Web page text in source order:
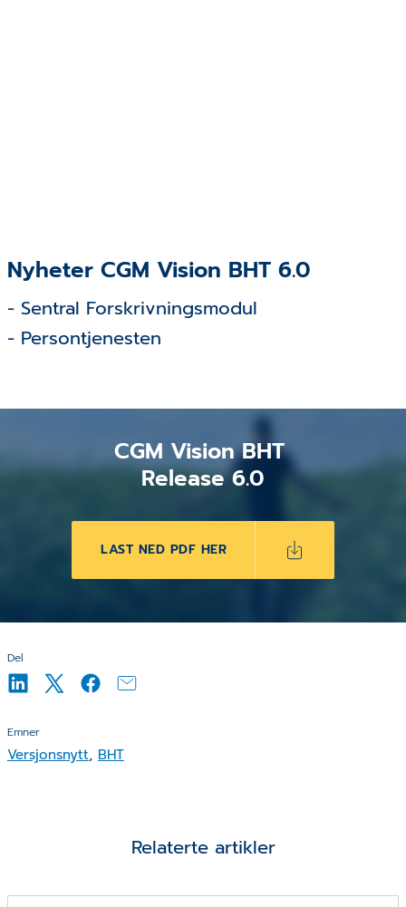
Del
Emner
Versjonsnytt, BHT
Nyheter CGM Vision BHT 6.0
- Sentral Forskrivningsmodul
- Persontjenesten
CGM Vision BHT
Release 6.0
LAST NED PDF HER
Relaterte artikler